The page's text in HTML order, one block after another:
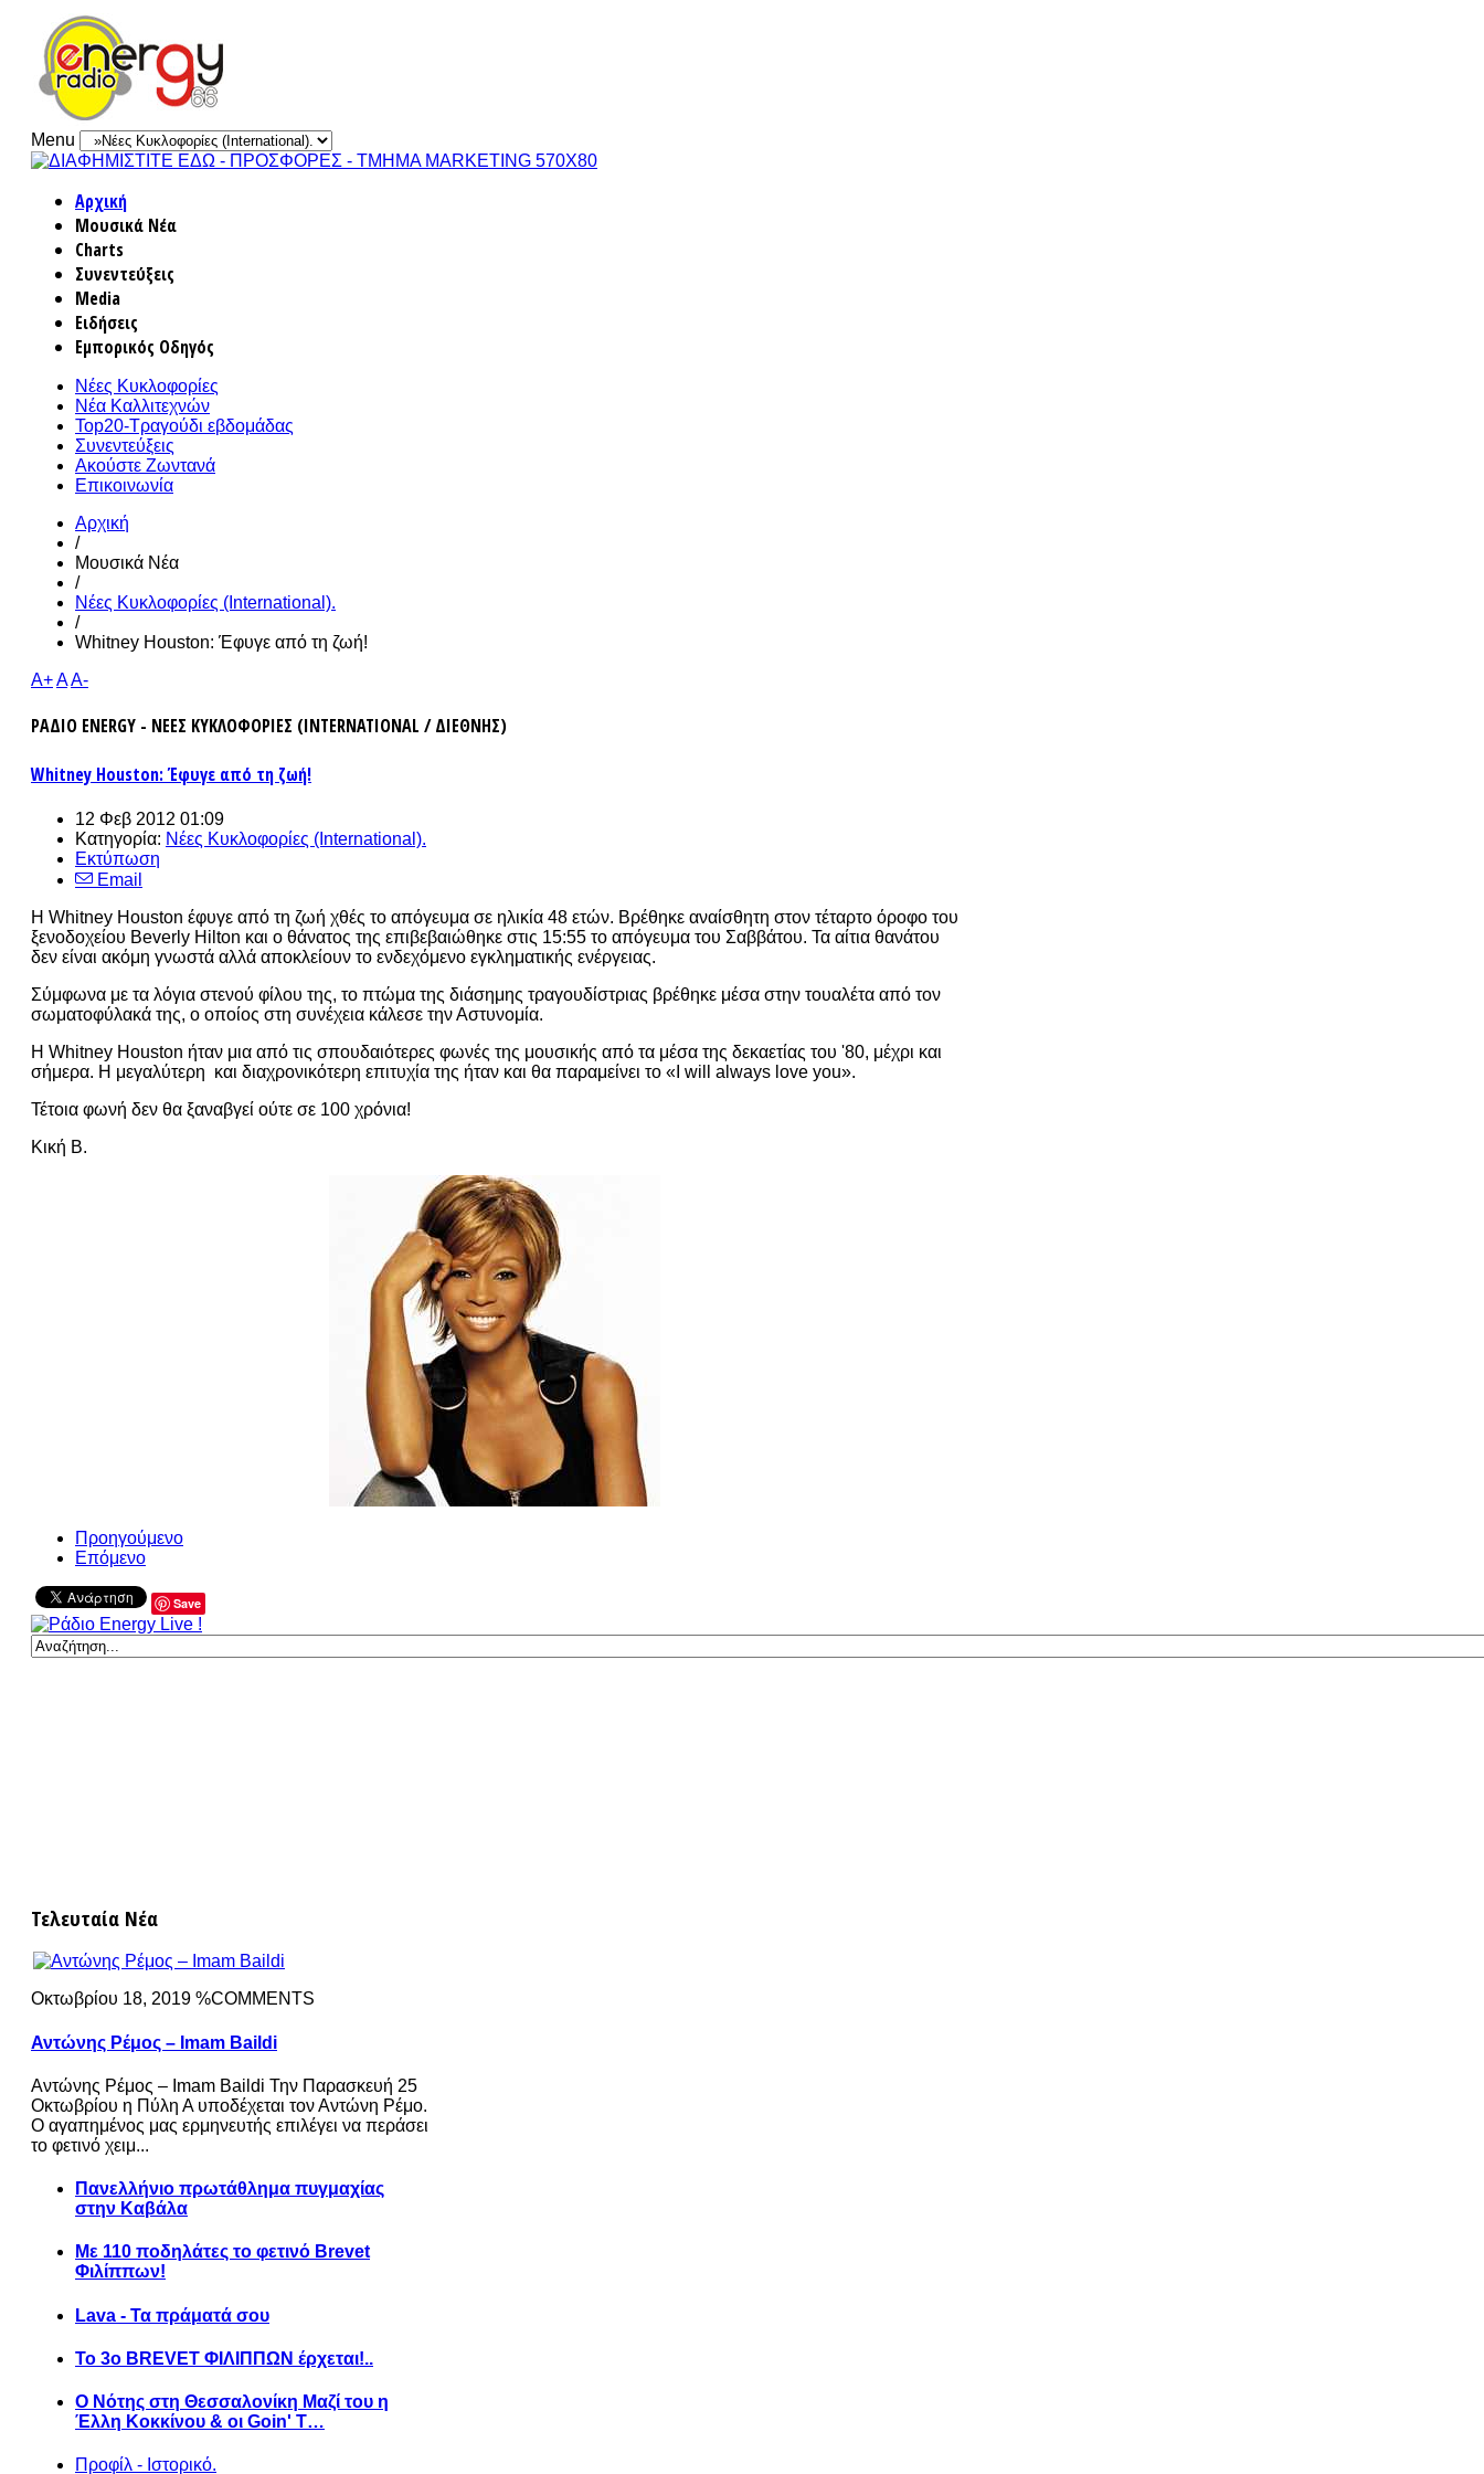
Menu
Αρχική
Μουσικά Νέα
Charts
Συνεντεύξεις
Media
Ειδήσεις
Εμπορικός Οδηγός
Νέες Κυκλοφορίες
Νέα Καλλιτεχνών
Top20-Τραγούδι εβδομάδας
Συνεντεύξεις
Ακούστε Ζωντανά
Επικοινωνία
Αρχική
/
Μουσικά Νέα
/
Νέες Κυκλοφορίες (International).
/
Whitney Houston: Έφυγε από τη ζωή!
A+AA-
ΡΑΔΙΟ ENERGY - ΝΕΕΣ ΚΥΚΛΟΦΟΡΙΕΣ (INTERNATIONAL / ΔΙΕΘΝΗΣ)
Whitney Houston: Έφυγε από τη ζωή!
12 Φεβ 2012 01:09
Κατηγορία: Νέες Κυκλοφορίες (International).
Εκτύπωση
Email
Η Whitney Houston έφυγε από τη ζωή χθές το απόγευμα σε ηλικία 48 ετών. Βρέθηκε αναίσθητη στον τέταρτο όροφο του
ξενοδοχείου Beverly Hilton και ο θάνατος της επιβεβαιώθηκε στις 15:55 το απόγευμα του Σαββάτου. Τα αίτια θανάτου
δεν είναι ακόμη γνωστά αλλά αποκλείουν το ενδεχόμενο εγκληματικής ενέργειας.
Σύμφωνα με τα λόγια στενού φίλου της, το πτώμα της διάσημης τραγουδίστριας βρέθηκε μέσα στην τουαλέτα από τον
σωματοφύλακά της, ο οποίος στη συνέχεια κάλεσε την Αστυνομία.
Η Whitney Houston ήταν μια από τις σπουδαιότερες φωνές της μουσικής από τα μέσα της δεκαετίας του '80, μέχρι και
σήμερα. Η μεγαλύτερη και διαχρονικότερη επιτυχία της ήταν και θα παραμείνει το «I will always love you».
Τέτοια φωνή δεν θα ξαναβγεί ούτε σε 100 χρόνια!
Κική Β.
Προηγούμενο
Επόμενο
Save
Τελευταία Νέα
Οκτωβρίου 18, 2019 %COMMENTS
Αντώνης Ρέμος – Imam Baildi
Αντώνης Ρέμος – Imam Baildi Την Παρασκευή 25
Οκτωβρίου η Πύλη Α υποδέχεται τον Αντώνη Ρέμο.
Ο αγαπημένος μας ερμηνευτής επιλέγει να περάσει
το φετινό χειμ...
Πανελλήνιο πρωτάθλημα πυγμαχίας
στην Καβάλα
Με 110 ποδηλάτες το φετινό Brevet
Φιλίππων!
Lava - Τα πράματά σου
Το 3ο BREVET ΦΙΛΙΠΠΩΝ έρχεται!..
Ο Νότης στη Θεσσαλονίκη Μαζί του η
Έλλη Κοκκίνου & οι Goin' T…
Προφίλ - Ιστορικό.